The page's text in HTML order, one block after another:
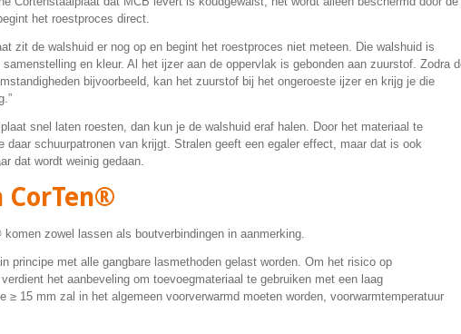
het roestproces direct.
zit de walshuid er nog op en begint het roestproces niet meteen. Die walshuid is
en kleur. Al het ijzer aan de oppervlak is gebonden aan zuurstof. Zodra
bijvoorbeeld, kan het zuurstof bij het ongeroeste ijzer en krijg je die
snel laten roesten, dan kun je de walshuid eraf halen. Door het materiaal te
daar schuurpatronen van krijgt. Stralen geeft een egaler effect, maar dat is ook
dat wordt weinig gedaan.
CorTen®
zowel lassen als boutverbindingen in aanmerking.
principe met alle gangbare lasmethoden gelast worden. Om het risico op
het aanbeveling om toevoegmateriaal te gebruiken met een laag
≥ 15 mm zal in het algemeen voorverwarmd moeten worden, voorwarmtemperatuur